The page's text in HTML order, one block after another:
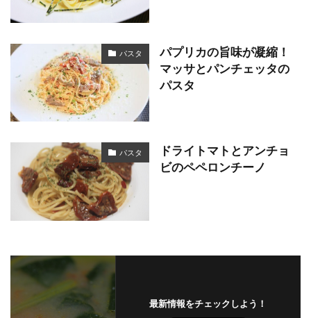
パスタ
パプリカの旨味が凝縮！
マッサとパンチェッタの
パスタ
パスタ
ドライトマトとアンチョ
ビのペペロンチーノ
最新情報をチェックしよう！